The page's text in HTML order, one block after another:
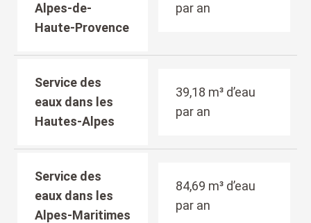
Alpes-de-
Haute-Provence
par an
Service des
eaux dans les
Hautes-Alpes
39,18 m³ d’eau
par an
Service des
eaux dans les
Alpes-Maritimes
84,69 m³ d’eau
par an